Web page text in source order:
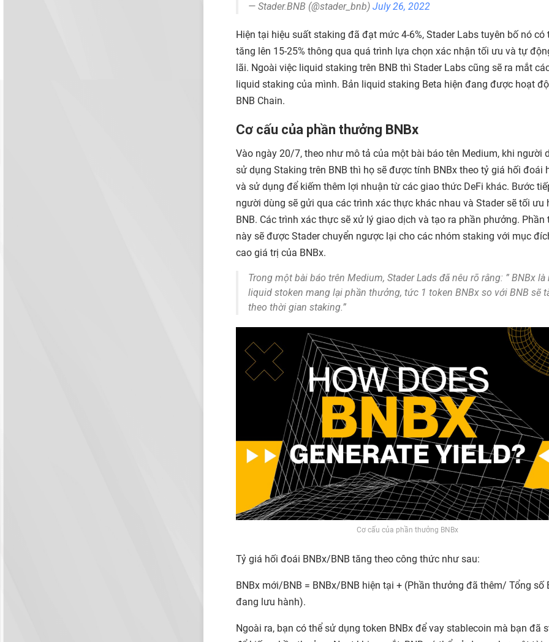
— Stader.BNB (@stader_bnb) July 26, 2022
Hiện tại hiệu suất staking đã đạt mức 4-6%, Stader Labs tuyên bố nó có
tăng lên 15-25% thông qua quá trình lựa chọn xác nhận tối ưu và tự
lãi. Ngoài việc liquid staking trên BNB thì Stader Labs cũng sẽ ra mắt
liquid staking của mình. Bản liquid staking Beta hiện đang được hoạt
BNB Chain.
Cơ cấu của phần thưởng BNBx
Vào ngày 20/7, theo như mô tả của một bài báo tên Medium, khi người
sử dụng Staking trên BNB thì họ sẽ được tính BNBx theo tỷ giá hối đoái
và sử dụng để kiếm thêm lợi nhuận từ các giao thức DeFi khác. Bước
người dùng sẽ gửi qua các trình xác thực khác nhau và Stader sẽ tối ưu
BNB. Các trình xác thực sẽ xử lý giao dịch và tạo ra phần phưởng. Phần
này sẽ được Stader chuyển ngược lại cho các nhóm staking với mục
cao giá trị của BNBx.
Trong một bài báo trên Medium, Stader Lads đã nêu rõ rằng: ” BNBx là
liquid stoken mang lại phần thưởng, tức 1 token BNBx so với BNB sẽ
theo thời gian staking.”
Cơ cấu của phần thưởng BNBx
Tỷ giá hối đoái BNBx/BNB tăng theo công thức như sau:
BNBx mới/BNB = BNBx/BNB hiện tại + (Phần thưởng đã thêm/ Tổng số
đang lưu hành).
Ngoài ra, bạn có thể sử dụng token BNBx để vay stablecoin mà bạn đã